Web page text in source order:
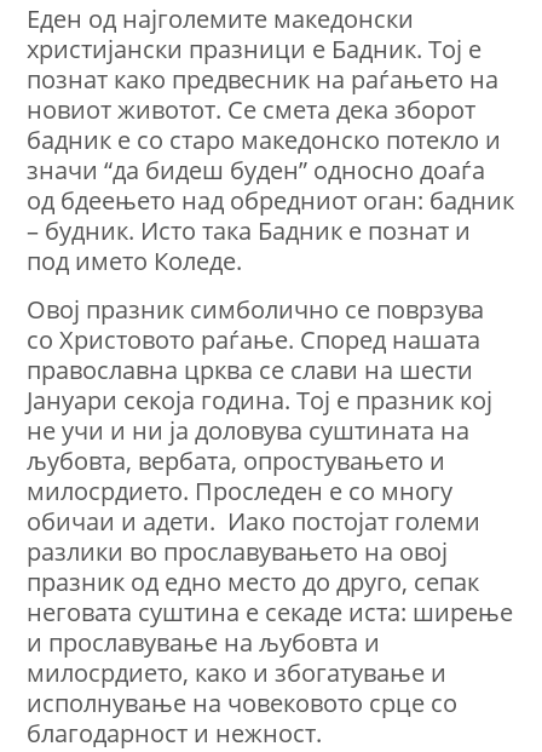
Еден од најголемите македонски
христијански празници e Бадник. Тој е
познат како предвесник на раѓањето на
новиот животот. Се смета дека зборот
бадник е со старо македонско потекло и
значи “да бидеш буден” односно доаѓа
од бдеењето над обредниот оган: бадник
– будник. Исто така Бадник е познат и
под името Коледе.
Овој празник симболично се поврзува
со Христовото раѓање. Според нашата
православна црква се слави на шести
Јануари секоја година. Тој е празник кој
не учи и ни ја доловува суштината на
љубовта, вербата, опростувањето и
милосрдието. Проследен e со многу
обичаи и адети. Иако постојат големи
разлики во прославувањето на овој
празник од едно место до друго, сепак
неговата суштина е секаде иста: ширење
и прославување на љубовта и
милосрдието, како и збогатување и
исполнување на човековото срце со
благодарност и нежност.